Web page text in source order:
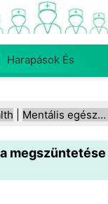
Harapások És
Családi
Mentális Egészség
És
Mentális egészség (általános)
megszüntetése